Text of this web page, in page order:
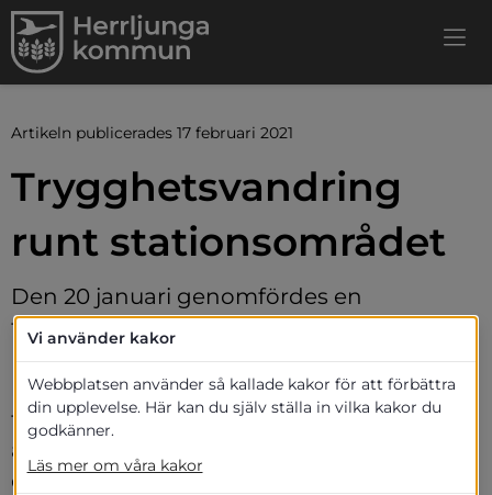
Artikeln publicerades 17 februari 2021
Trygghetsvandring
runt stationsområdet
Den 20 januari genomfördes en
trygghetsvandring runt stationsområdet i
Herrljunga. En arbetsgrupp bestående av
kommunens fastighetschef,
folkhälsostrateg och kommunpolis bjöd in
andra aktörer inom kommun, näringsliv
och intressenter i närområdet till
Vi använder kakor
Webbplatsen använder så kallade kakor för att förbättra
din upplevelse. Här kan du själv ställa in vilka kakor du
godkänner.
Läs mer om våra kakor